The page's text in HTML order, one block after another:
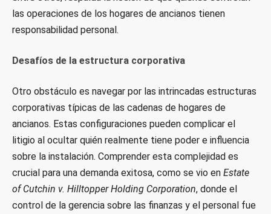
las operaciones de los hogares de ancianos tienen
responsabilidad personal.
Desafíos de la estructura corporativa
Otro obstáculo es navegar por las intrincadas estructuras
corporativas típicas de las cadenas de hogares de
ancianos. Estas configuraciones pueden complicar el
litigio al ocultar quién realmente tiene poder e influencia
sobre la instalación. Comprender esta complejidad es
crucial para una demanda exitosa, como se vio en Estate
of Cutchin v. Hilltopper Holding Corporation, donde el
control de la gerencia sobre las finanzas y el personal fue